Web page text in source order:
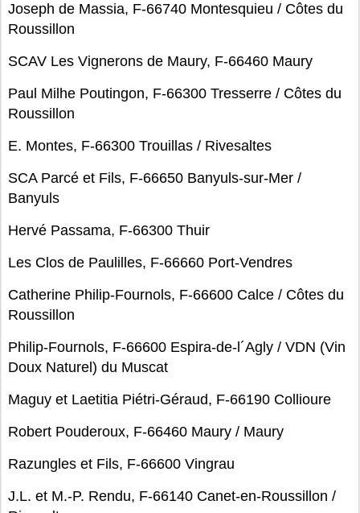
Joseph de Massia, F-66740 Montesquieu / Côtes du
Roussillon
SCAV Les Vignerons de Maury, F-66460 Maury
Paul Milhe Poutingon, F-66300 Tresserre / Côtes du
Roussillon
E. Montes, F-66300 Trouillas / Rivesaltes
SCA Parcé et Fils, F-66650 Banyuls-sur-Mer /
Banyuls
Hervé Passama, F-66300 Thuir
Les Clos de Paulilles, F-66660 Port-Vendres
Catherine Philip-Fournols, F-66600 Calce / Côtes du
Roussillon
Philip-Fournols, F-66600 Espira-de-l´Agly / VDN (Vin
Doux Naturel) du Muscat
Maguy et Laetitia Piétri-Géraud, F-66190 Collioure
Robert Pouderoux, F-66460 Maury / Maury
Razungles et Fils, F-66600 Vingrau
J.L. et M.-P. Rendu, F-66140 Canet-en-Roussillon /